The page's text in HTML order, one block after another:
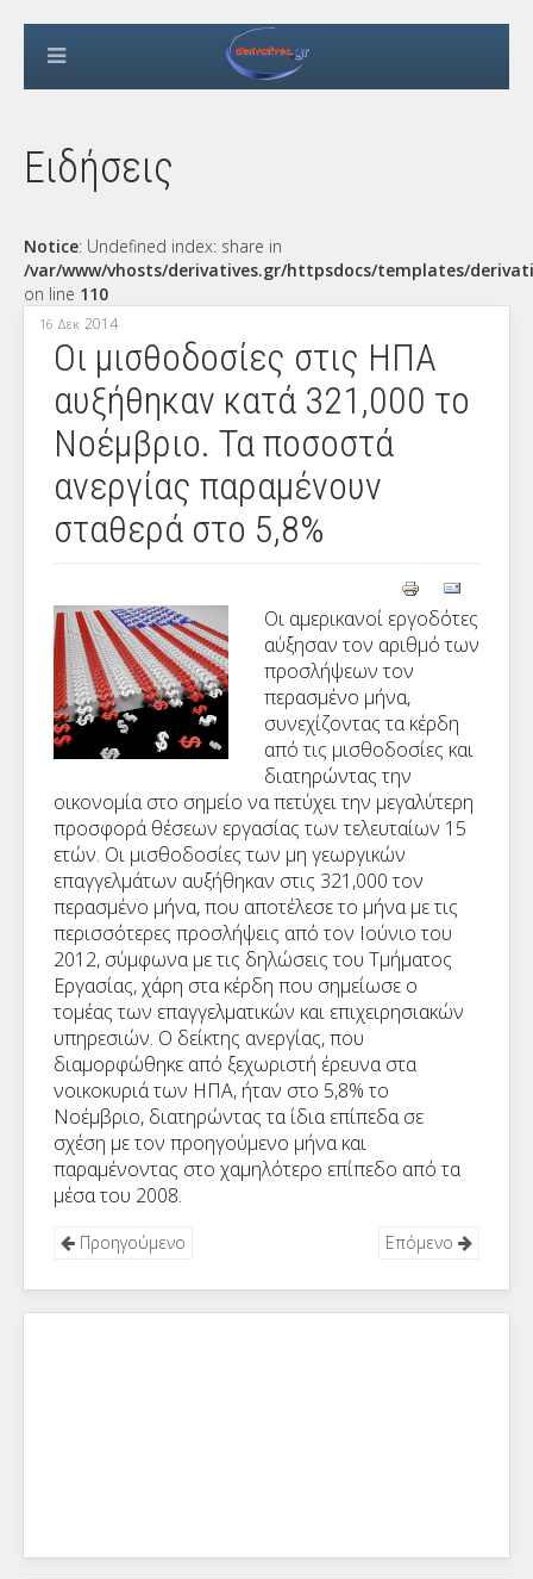
Ειδήσεις
Notice: Undefined index: share in
/var/www/vhosts/derivatives.gr/httpsdocs/templates/
on line 110
16 Δεκ 2014
Οι μισθοδοσίες στις ΗΠΑ
αυξήθηκαν κατά 321,000 το
Νοέμβριο. Τα ποσοστά
ανεργίας παραμένουν
σταθερά στο 5,8%
Οι αμερικανοί εργοδότες
αύξησαν τον αριθμό των
προσλήψεων τον
περασμένο μήνα,
συνεχίζοντας τα κέρδη
από τις μισθοδοσίες και
διατηρώντας την
οικονομία στο σημείο να πετύχει την μεγαλύτερη
προσφορά θέσεων εργασίας των τελευταίων 15
ετών. Οι μισθοδοσίες των μη γεωργικών
επαγγελμάτων αυξήθηκαν στις 321,000 τον
περασμένο μήνα, που αποτέλεσε το μήνα με τις
περισσότερες προσλήψεις από τον Ιούνιο του
2012, σύμφωνα με τις δηλώσεις του Τμήματος
Εργασίας, χάρη στα κέρδη που σημείωσε ο
τομέας των επαγγελματικών και επιχειρησιακών
υπηρεσιών. Ο δείκτης ανεργίας, που
διαμορφώθηκε από ξεχωριστή έρευνα στα
νοικοκυριά των ΗΠΑ, ήταν στο 5,8% το
Νοέμβριο, διατηρώντας τα ίδια επίπεδα σε
σχέση με τον προηγούμενο μήνα και
παραμένοντας στο χαμηλότερο επίπεδο από τα
μέσα του 2008.
Προηγούμενο Επόμενο